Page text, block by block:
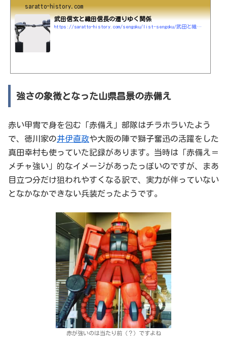
saratto-history.com
武田信玄と織田信長の遷りゆく関係
https://saratto-history.com/sengoku/list-sengoku/武田と織田の関係
強さの象徴となった山県昌景の赤備え
赤い甲冑で身を包む「赤備え」部隊はチラホラいたよう
で、徳川家の井伊直政や大阪の陣で獅子奮迅の活躍をした
真田幸村も使っていた記録があります。当時は「赤備え＝
メチャ強い」的なイメージがあったっぽいのですが、まあ
目立つ分だけ狙われやすくなる訳で、実力が伴っていない
となかなかできない兵装だったようです。
赤が強いのは当たり前（？）ですよね